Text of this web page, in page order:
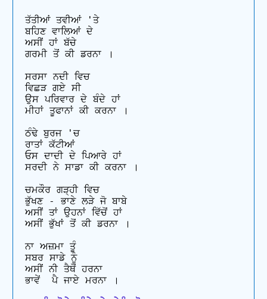
ਤੱਤੀਆਂ ਤਵੀਆਂ 'ਤੇ
ਬਹਿਣ ਵਾਲਿਆਂ ਦੇ
ਅਸੀਂ ਹਾਂ ਬੱਚੇ
ਗਰਮੀ ਤੋਂ ਕੀ ਡਰਨਾ ।
ਸਰਸਾ ਨਦੀ ਵਿਚ
ਵਿਛੜ ਗਏ ਸੀ
ਉਸ ਪਰਿਵਾਰ ਦੇ ਬੰਦੇ ਹਾਂ
ਮੀਹਾਂ ਤੂਫਾਨਾਂ ਕੀ ਕਰਨਾ ।
ਠੰਢੇ ਬੁਰਜ 'ਚ
ਰਾਤਾਂ ਕੱਟੀਆਂ
ਓਸ ਦਾਦੀ ਦੇ ਪਿਆਰੇ ਹਾਂ
ਸਰਦੀ ਨੇ ਸਾਡਾ ਕੀ ਕਰਨਾ ।
ਚਮਕੌਰ ਗੜ੍ਹੀ ਵਿਚ
ਭੁੱਖਣ - ਭਾਣੇ ਲੜੇ ਜੋ ਬਾਬੇ
ਅਸੀਂ ਤਾਂ ਉਹਨਾਂ ਵਿੱਚੋਂ ਹਾਂ
ਅਸੀਂ ਭੁੱਖਾਂ ਤੋਂ ਕੀ ਡਰਨਾ ।
ਨਾ ਅਜ਼ਮਾ ਤੂੰ
ਸਬਰ ਸਾਡੇ ਨੂੰ
ਅਸੀਂ ਨੀ ਤੈਥੋਂ ਹਰਨਾ